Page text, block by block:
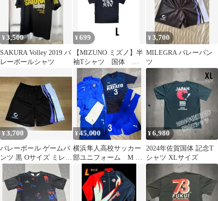
¥3,500
SAKURA Volley 2019 バ
レーボールシャツ
¥ 699
【MIZUNO ミズノ】半
袖Tシャツ 国体 記
念 半袖Tシャツ 陸
上競技 L
¥3,700
MILEGRA バレーパン
ツ
¥3,700
バレーボール ゲームパ
ンツ 黒 Oサイズ ミレグ
ラ 国体 インターハイ
天皇杯③
¥45,000
横浜隼人高校サッカー
部ユニフォーム M ジ
ャージ付属 スパッツ
付属 プーマ
¥6,980
2024年佐賀国体 記念T
シャツ XLサイズ